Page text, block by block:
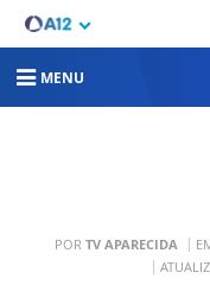
MENU
POR TV APARECIDA